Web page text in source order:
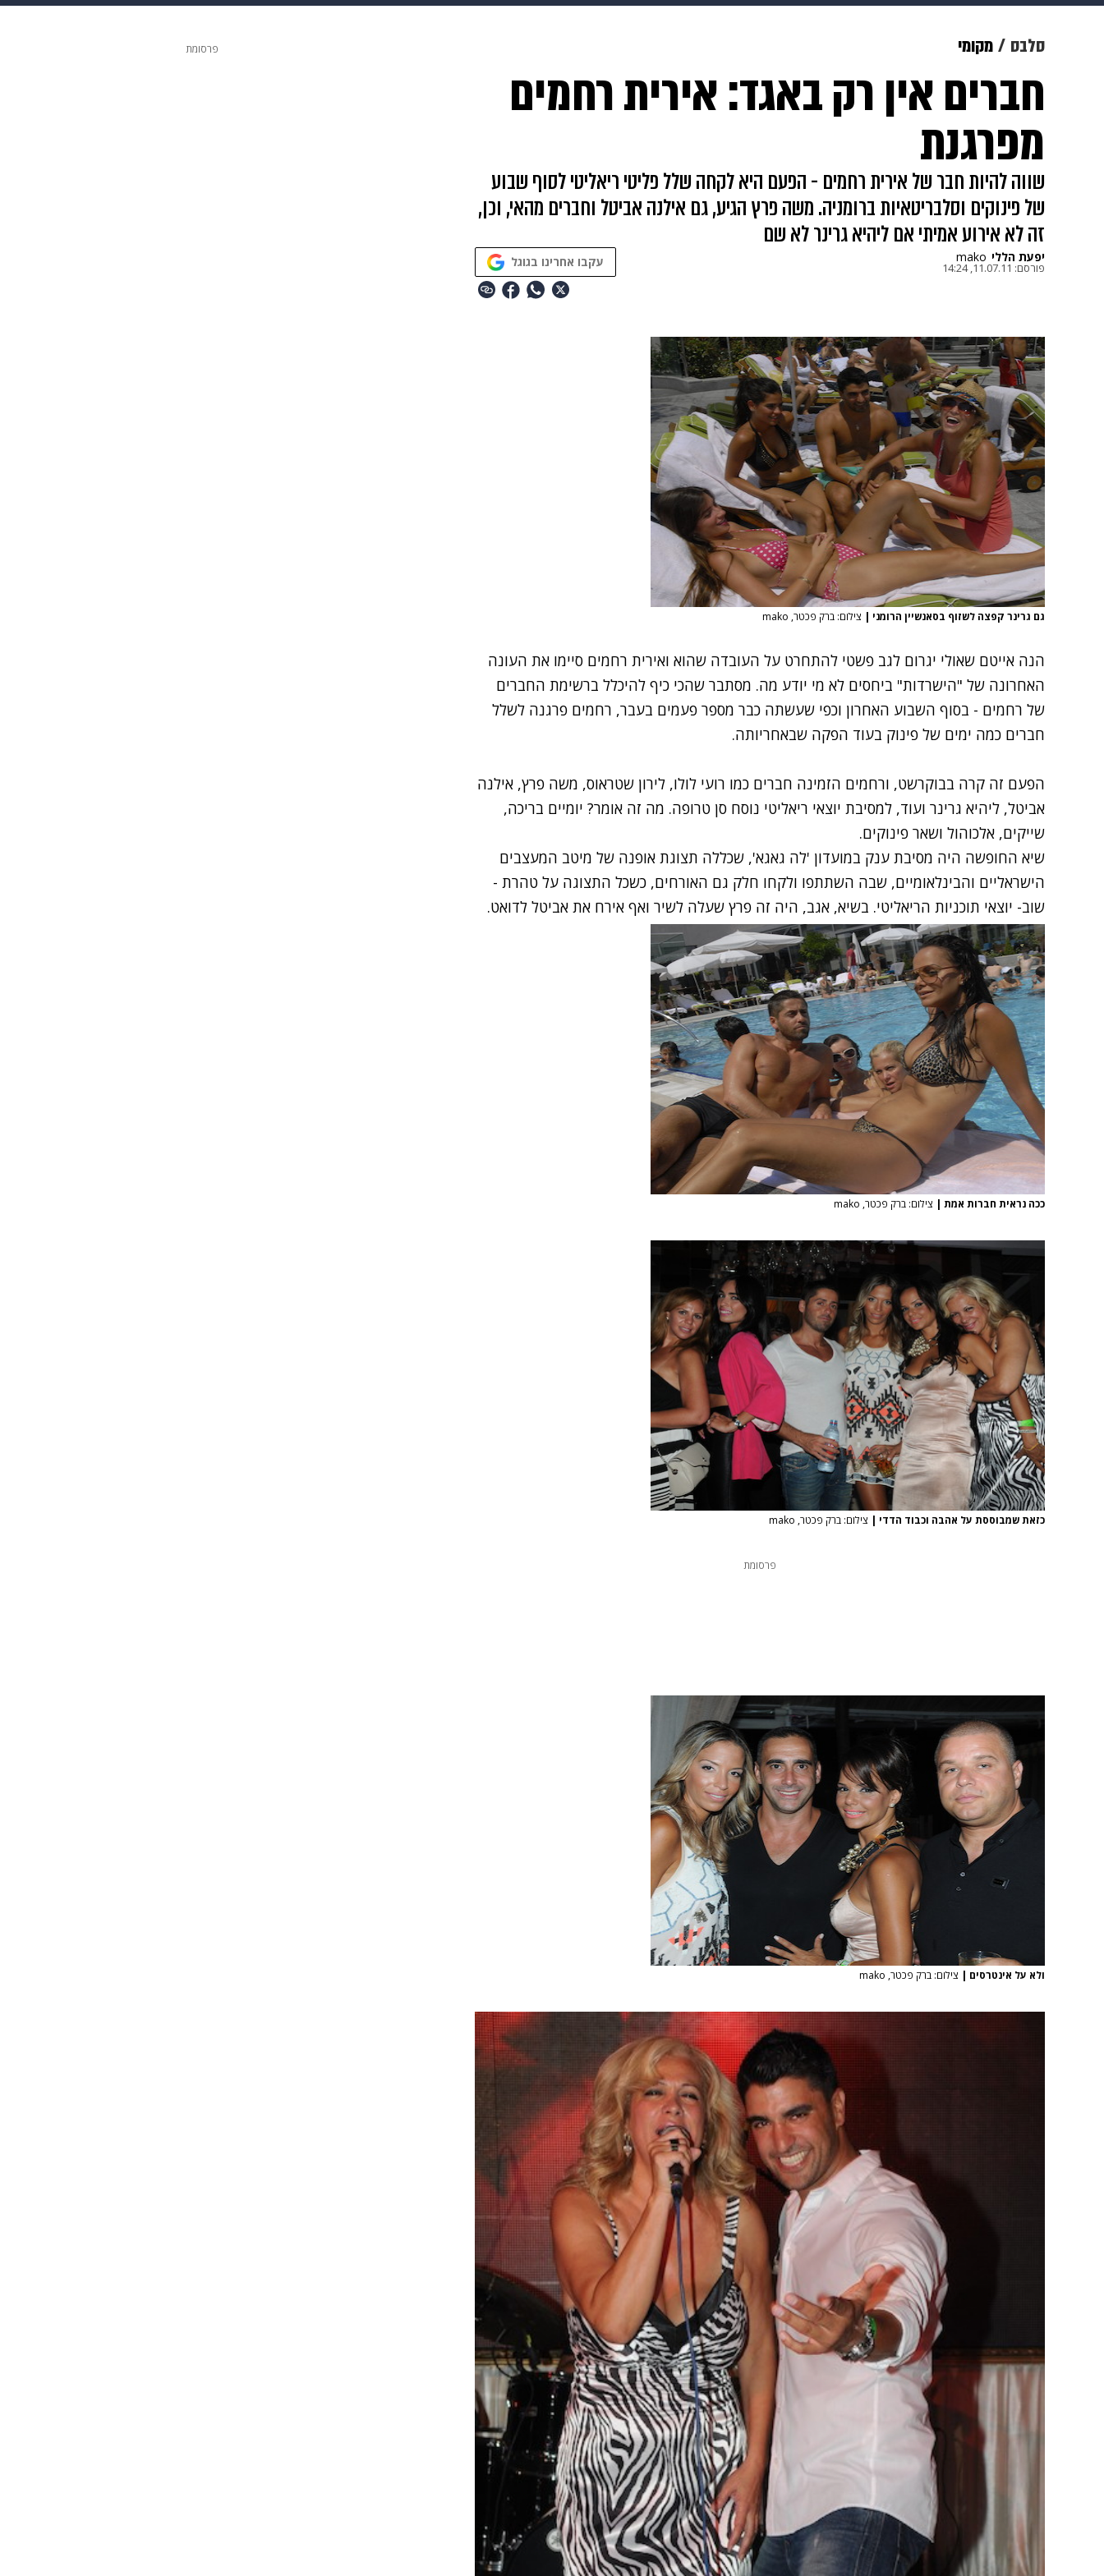
גאווה משפט תשעה חודשים מתכונים פרויקטים מיוחדים
סלבס מקומי
חברים אין רק באגד: אירית רחמים
מפרגנת
שווה להיות חבר של אירית רחמים - הפעם היא לקחה שלל פליטי ריאליטי לסוף שבוע
של פינוקים וסלבריטאיות ברומניה. משה פרץ הגיע, גם אילנה אביטל וחברים מהאי, וכן,
זה לא אירוע אמיתי אם ליהיא גרינר לא שם
יפעת הללי mako
פורסם: 11.07.11, 14:24 עקבו אחרינו בגוגל
גם גרינר קפצה לשזוף בסאנשיין הרומני | צילום: ברק פכטר, mako
הנה אייטם שאולי יגרום לגב פשטי להתחרט על העובדה שהוא ואירית רחמים סיימו את העונה
האחרונה של "הישרדות" ביחסים לא מי יודע מה. מסתבר שהכי כיף להיכלל ברשימת החברים
של רחמים - בסוף השבוע האחרון וכפי שעשתה כבר מספר פעמים בעבר, רחמים פרגנה לשלל
חברים כמה ימים של פינוק בעוד הפקה שבאחריותה.
הפעם זה קרה בבוקרשט, ורחמים הזמינה חברים כמו רועי לולו, לירון שטראוס, משה פרץ, אילנה
אביטל, ליהיא גרינר ועוד, למסיבת יוצאי ריאליטי נוסח סן טרופה. מה זה אומר? יומיים בריכה,
שייקים, אלכוהול ושאר פינוקים.
שיא החופשה היה מסיבת ענק במועדון 'לה גאגא', שכללה תצוגת אופנה של מיטב המעצבים
הישראליים והבינלאומיים, שבה השתתפו ולקחו חלק גם האורחים, כשכל התצוגה על טהרת -
שוב- יוצאי תוכניות הריאליטי. בשיא, אגב, היה זה פרץ שעלה לשיר ואף אירח את אביטל לדואט.
ככה נראית חברות אמת | צילום: ברק פכטר, mako
כזאת שמבוססת על אהבה וכבוד הדדי | צילום: ברק פכטר, mako
פרסומת
ולא על אינטרסים | צילום: ברק פכטר, mako
פרסומת